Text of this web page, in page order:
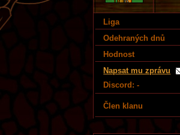
Liga
Odehraných dnů
Hodnost
Napsat mu zprávu
Discord: -
Člen klanu